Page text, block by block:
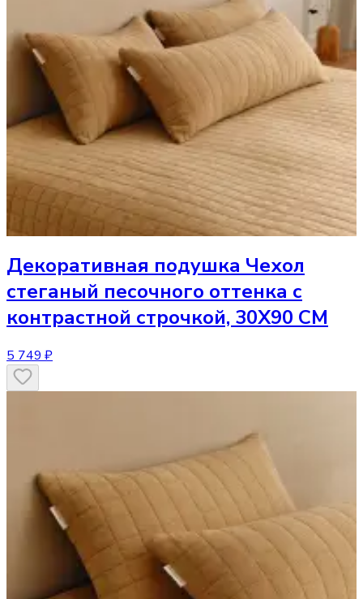
Декоративная подушка Чехол
стеганый песочного оттенка с
контрастной строчкой, 30Х90 СМ
5 749 ₽